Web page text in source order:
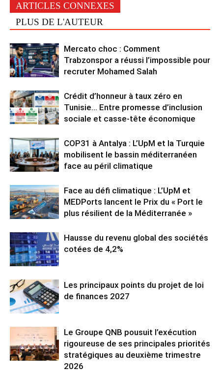
ARTICLES CONNEXES
PLUS DE L'AUTEUR
Mercato choc : Comment
Trabzonspor a réussi l’impossible pour
recruter Mohamed Salah
Crédit d’honneur à taux zéro en
Tunisie… Entre promesse d’inclusion
sociale et casse-tête économique
COP31 à Antalya : L’UpM et la Turquie
mobilisent le bassin méditerranéen
face au péril climatique
Face au défi climatique : L’UpM et
MEDPorts lancent le Prix du « Port le
plus résilient de la Méditerranée »
Hausse du revenu global des sociétés
cotées de 4,2%
Les principaux points du projet de loi
de finances 2027
Le Groupe QNB pousuit l’exécution
rigoureuse de ses principales priorités
stratégiques au deuxième trimestre
2026